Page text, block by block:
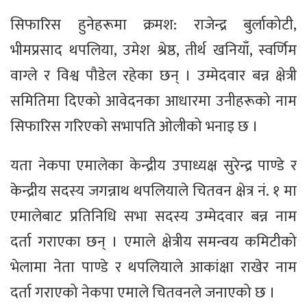
सिफारिस हुनेहरूमा क्रमश: राजेन्द्र बुर्लाकोटी,
भीमप्रसाद थपलिया, उमेश श्रेष्ठ, तीर्थ खनियाँ, स्वर्णिम
वाग्ले र विश्व पौडेल रहेका छन् । उम्मेदवार बन्न क्षेत्री
समितिमा दिएको आवेदनका आधारमा उनीहरूको नाम
सिफारिस गरिएको सभापति ओलीको भनाइ छ ।
यता नेकपा एमालेका केन्द्रीय उपाध्यक्ष सुरेन्द्र पाण्डे र
केन्द्रीय सदस्य जगन्नाथ थपलियाले चितवन क्षेत्र नं. १ मा
एमालेबाट प्रतिनिधि सभा सदस्य उम्मेदवार बन्न नाम
दर्ता गराएका छन् । एमाले क्षेत्रीय समन्वय कमिटीको
भेलामा नेता पाण्डे र थपलियाले आकांक्षा राखेर नाम
दर्ता गराएको नेकपा एमाले चितवनले जनाएको छ ।